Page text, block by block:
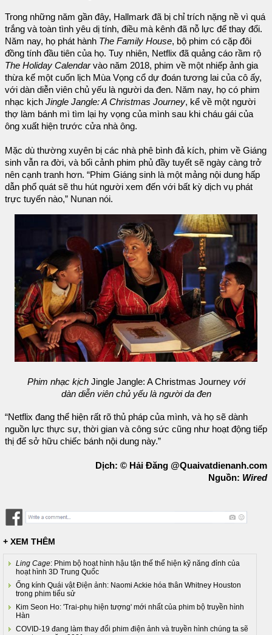
Trong những năm gần đây, Hallmark đã bị chỉ trích nặng nề vì quá
trắng và toàn tình yêu dị tính, điều mà kênh đã nỗ lực để thay đổi.
Năm nay, họ phát hành The Family House, bộ phim có cặp đôi
đồng tính đầu tiên của họ. Tuy nhiên, Netflix đã quảng cáo rầm rộ
The Holiday Calendarvào năm 2018, phim về một nhiếp ảnh gia
thừa kế một cuốn lịch Mùa Vọng cổ dự đoán tương lai của cô ấy,
với dàn diễn viên chủ yếu là người da đen. Năm nay, họ có phim
nhạc kịch Jingle Jangle: A Christmas Journey, kể về một người
thợ làm bánh mì tìm lại hy vọng của mình sau khi cháu gái của
ông xuất hiện trước cửa nhà ông.
Mặc dù thường xuyên bị các nhà phê bình đả kích, phim về Giáng
sinh vẫn ra đời, và bối cảnh phim phủ đầy tuyết sẽ ngày càng trở
nên cạnh tranh hơn. “Phim Giáng sinh là một mảng nội dung hấp
dẫn phổ quát sẽ thu hút người xem đến với bất kỳ dịch vụ phát
trực tuyến nào,” Nunan nói.
Phim nhạc kịch Jingle Jangle: A Christmas Journey với
dàn diễn viên chủ yếu là người da đen
“Netflix đang thể hiện rất rõ thủ pháp của mình, và họ sẽ dành
nguồn lực thực sự, thời gian và công sức cũng như hoạt động tiếp
thị để sở hữu chiếc bánh nội dung này.”
Dịch: © Hải Đăng @Quaivatdienanh.com
Nguồn: Wired
+ XEM THÊM
Ling Cage: Phim bộ hoạt hình hậu tận thế thể hiện kỹ năng đỉnh của
hoạt hình 3D Trung Quốc
Ống kính Quái vật Điện ảnh: Naomi Ackie hóa thân Whitney Houston
trong phim tiểu sử
Kim Seon Ho: 'Trai-phụ hiện tượng' mới nhất của phim bộ truyền hình
Hàn
COVID-19 đang làm thay đổi phim điện ảnh và truyền hình chúng ta sẽ